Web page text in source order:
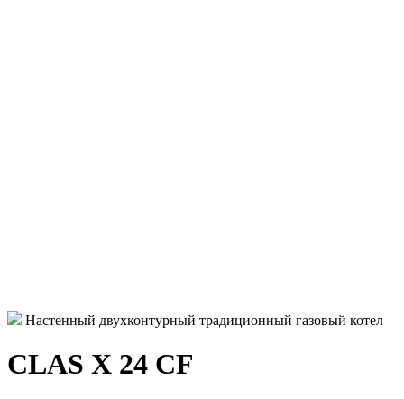
Настенный двухконтурный традиционный газовый котел
CLAS X 24 CF